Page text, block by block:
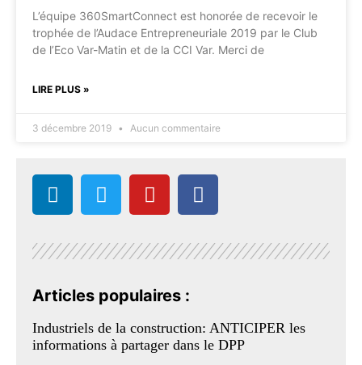
L’équipe 360SmartConnect est honorée de recevoir le
trophée de l’Audace Entrepreneuriale 2019 par le Club
de l’Eco Var-Matin et de la CCI Var. Merci de
LIRE PLUS »
3 décembre 2019 Aucun commentaire
Articles populaires :
Industriels de la construction: ANTICIPER les
informations à partager dans le DPP